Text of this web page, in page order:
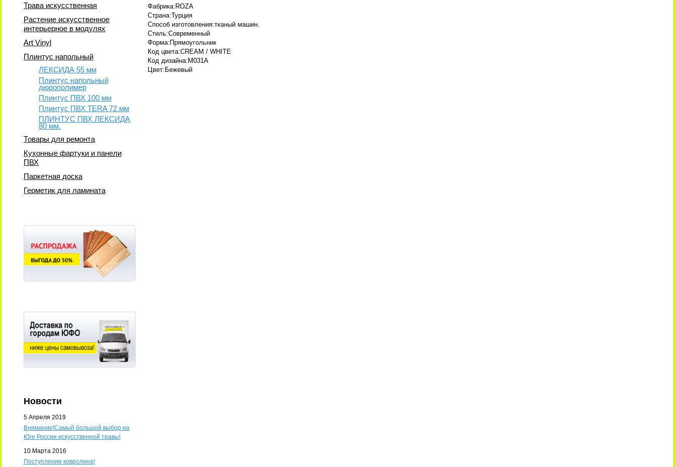
Трава искусственная
Растение искусственное
интерьерное в модулях
Art Vinyl
Плинтус напольный
ЛЕКСИДА 55 мм
Плинтус напольный
дюрополимер
Плинтус ПВХ 100 мм
Плинтус ПВХ TERA 72 мм
ПЛИНТУС ПВХ ЛЕКСИДА
80 мм.
Товары для ремонта
Кухонные фартуки и панели
ПВХ
Паркетная доска
Герметик для ламината
Новости
5 Апреля 2019
Внимание!Самый большой выбор на
Юге России искусственной травы!
10 Марта 2016
Поступление ковролина!
Фабрика:ROZA
Страна:Турция
Способ изготовления:тканый машин.
Стиль:Современный
Форма:Прямоугольник
Код цвета:CREAM / WHITE
Код дизайна:M031A
Цвет:Бежевый